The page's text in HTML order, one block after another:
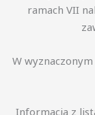
ramach VII
W
Informacja z